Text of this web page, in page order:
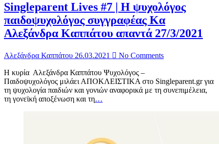
Singleparent Lives #7 | H ψυχολόγος
παιδοψυχολόγος συγγραφέας Κα
Αλεξάνδρα Καππάτου απαντά 27/3/2021
Αλεξάνδρα Καππάτου 26.03.2021 No Comments
H κυρία Αλεξάνδρα Καππάτου Ψυχολόγος –
Παιδοψυχολόγος μιλάει ΑΠΟΚΛΕΙΣΤΙΚΑ στο Singleparent.gr για
τη ψυχολογία παιδιών και γονιών αναφορικά με τη συνεπιμέλεια,
τη γονεϊκή αποξένωση και τη…